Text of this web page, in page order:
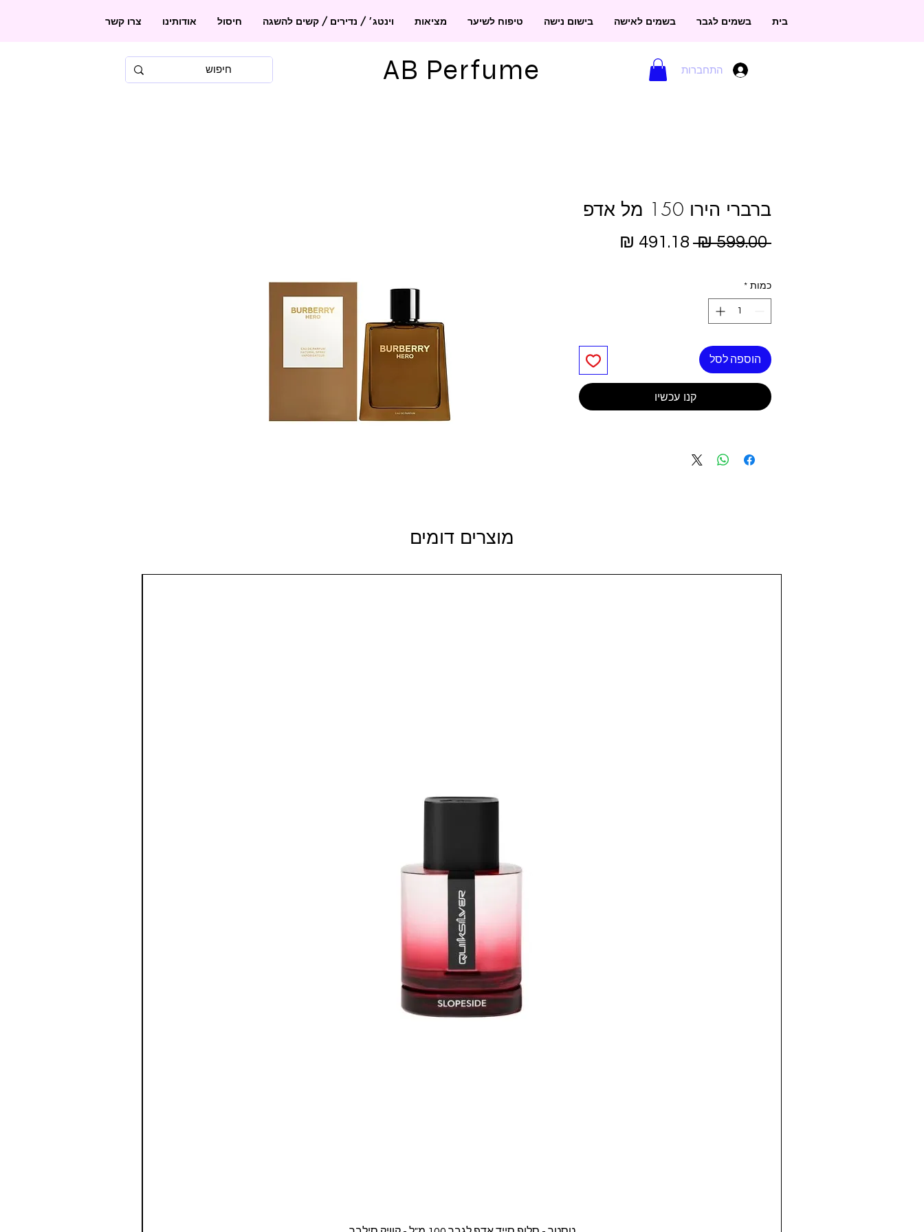
בית בשמים לגבר בשמים לאישה בישום נישה טיפוח לשיער מציאות וינטג׳ / נדירים / קשים להשגה חיסול אודותינו צרו קשר
AB Perfume התחברות
ברברי הירו 150 מל אדפ
‏599.00 ‏₪
מחיר
כמות *
הוספה לסל
קנו עכשיו
מוצרים דומים